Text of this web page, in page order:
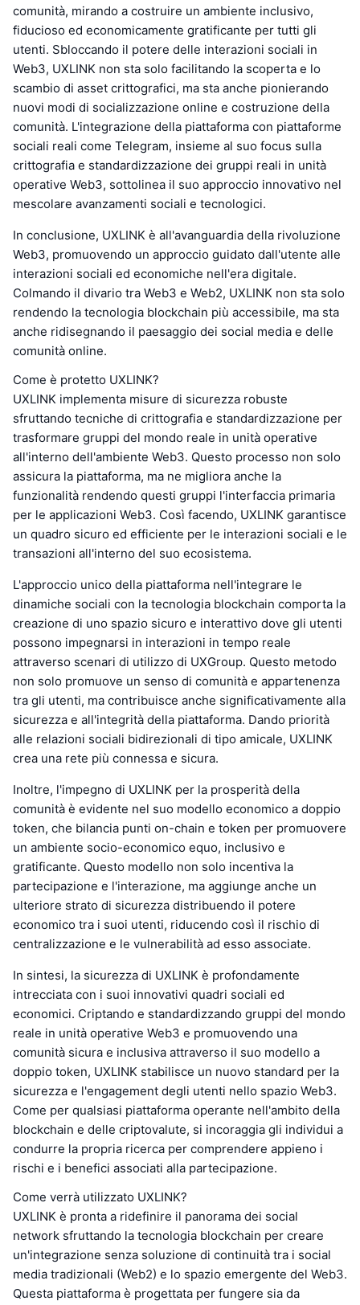
comunità, mirando a costruire un ambiente inclusivo,
fiducioso ed economicamente gratificante per tutti gli
utenti. Sbloccando il potere delle interazioni sociali in
Web3, UXLINK non sta solo facilitando la scoperta e lo
scambio di asset crittografici, ma sta anche pionierando
nuovi modi di socializzazione online e costruzione della
comunità. L'integrazione della piattaforma con piattaforme
sociali reali come Telegram, insieme al suo focus sulla
crittografia e standardizzazione dei gruppi reali in unità
operative Web3, sottolinea il suo approccio innovativo nel
mescolare avanzamenti sociali e tecnologici.
In conclusione, UXLINK è all'avanguardia della rivoluzione
Web3, promuovendo un approccio guidato dall'utente alle
interazioni sociali ed economiche nell'era digitale.
Colmando il divario tra Web3 e Web2, UXLINK non sta solo
rendendo la tecnologia blockchain più accessibile, ma sta
anche ridisegnando il paesaggio dei social media e delle
comunità online.
Come è protetto UXLINK?
UXLINK implementa misure di sicurezza robuste
sfruttando tecniche di crittografia e standardizzazione per
trasformare gruppi del mondo reale in unità operative
all'interno dell'ambiente Web3. Questo processo non solo
assicura la piattaforma, ma ne migliora anche la
funzionalità rendendo questi gruppi l'interfaccia primaria
per le applicazioni Web3. Così facendo, UXLINK garantisce
un quadro sicuro ed efficiente per le interazioni sociali e le
transazioni all'interno del suo ecosistema.
L'approccio unico della piattaforma nell'integrare le
dinamiche sociali con la tecnologia blockchain comporta la
creazione di uno spazio sicuro e interattivo dove gli utenti
possono impegnarsi in interazioni in tempo reale
attraverso scenari di utilizzo di UXGroup. Questo metodo
non solo promuove un senso di comunità e appartenenza
tra gli utenti, ma contribuisce anche significativamente alla
sicurezza e all'integrità della piattaforma. Dando priorità
alle relazioni sociali bidirezionali di tipo amicale, UXLINK
crea una rete più connessa e sicura.
Inoltre, l'impegno di UXLINK per la prosperità della
comunità è evidente nel suo modello economico a doppio
token, che bilancia punti on-chain e token per promuovere
un ambiente socio-economico equo, inclusivo e
gratificante. Questo modello non solo incentiva la
partecipazione e l'interazione, ma aggiunge anche un
ulteriore strato di sicurezza distribuendo il potere
economico tra i suoi utenti, riducendo così il rischio di
centralizzazione e le vulnerabilità ad esso associate.
In sintesi, la sicurezza di UXLINK è profondamente
intrecciata con i suoi innovativi quadri sociali ed
economici. Criptando e standardizzando gruppi del mondo
reale in unità operative Web3 e promuovendo una
comunità sicura e inclusiva attraverso il suo modello a
doppio token, UXLINK stabilisce un nuovo standard per la
sicurezza e l'engagement degli utenti nello spazio Web3.
Come per qualsiasi piattaforma operante nell'ambito della
blockchain e delle criptovalute, si incoraggia gli individui a
condurre la propria ricerca per comprendere appieno i
rischi e i benefici associati alla partecipazione.
Come verrà utilizzato UXLINK?
UXLINK è pronta a ridefinire il panorama dei social
network sfruttando la tecnologia blockchain per creare
un'integrazione senza soluzione di continuità tra i social
media tradizionali (Web2) e lo spazio emergente del Web3.
Questa piattaforma è progettata per fungere sia da